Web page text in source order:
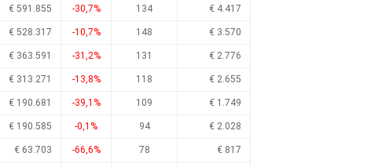
€ 591.855 -30,7% 134 € 4.417
€ 528.317 -10,7% 148 € 3.570
€ 363.591 -31,2% 131 € 2.776
€ 313.271 -13,8% 118 € 2.655
€ 190.681 -39,1% 109 € 1.749
€ 190.585 -0,1% 94 € 2.028
€ 63.703 -66,6% 78 € 817